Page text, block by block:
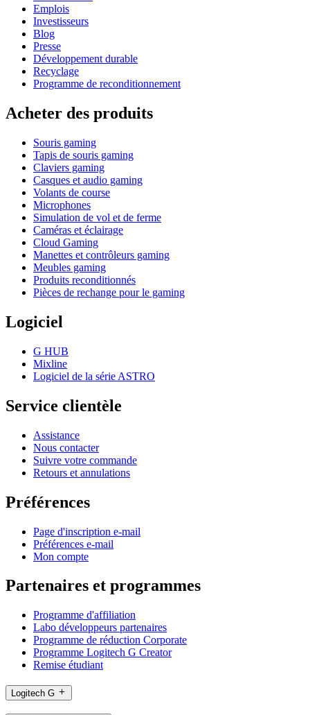
Emplois
Investisseurs
Blog
Presse
Développement durable
Recyclage
Programme de reconditionnement
Acheter des produits
Souris gaming
Tapis de souris gaming
Claviers gaming
Casques et audio gaming
Volants de course
Microphones
Simulation de vol et de ferme
Caméras et éclairage
Cloud Gaming
Manettes et contrôleurs gaming
Meubles gaming
Produits reconditionnés
Pièces de rechange pour le gaming
Logiciel
G HUB
Mixline
Logiciel de la série ASTRO
Service clientèle
Assistance
Nous contacter
Suivre votre commande
Retours et annulations
Préférences
Page d'inscription e-mail
Préférences e-mail
Mon compte
Partenaires et programmes
Programme d'affiliation
Labo développeurs partenaires
Programme de réduction Corporate
Programme Logitech G Creator
Remise étudiant
Logitech G